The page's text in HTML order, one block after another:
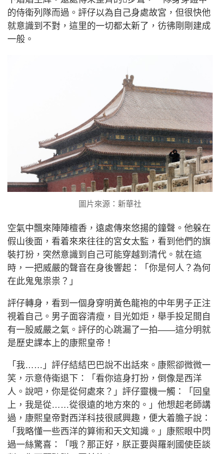
的侍衛列隊而過。評仔以為自己身處故宮，但很快他
就意識到不對，這里的一切都太新了，彷彿剛剛建成
一般。
圖片來源：新華社
空氣中飄來陣陣檀香，遠處傳來悠揚的鐘聲。他躲在
假山後面，看着來來往往的宮女太監，看到他們的旗
裝打扮，突然意識到自己可能穿越到清代。就在這
時，一把威嚴的聲音在身後響起：「你是何人？為何
在此鬼鬼祟祟？」
評仔轉身，看到一個身穿明黃色龍袍的中年男子正注
視着自己。男子面容清瘦，目光如炬，舉手投足間自
有一股威嚴之氣。評仔的心跳漏了一拍——這分明就
是歷史課本上的康熙皇帝！
「我……」評仔結結巴巴說不出話來。康熙卻微微一
笑，示意侍衛退下：「看你這身打扮，倒像是西洋
人。說吧，你是從何處來？」評仔靈機一觸：「回皇
上，我是從……從很遠的地方來的。」他想起老師講
過，康熙皇帝對西洋科技很感興趣，便大着膽子說：
「我略懂一些西洋的算術和天文知識。」康熙眼中閃
過一絲驚喜：「哦？那正好，朕正要與羅剎國使臣談